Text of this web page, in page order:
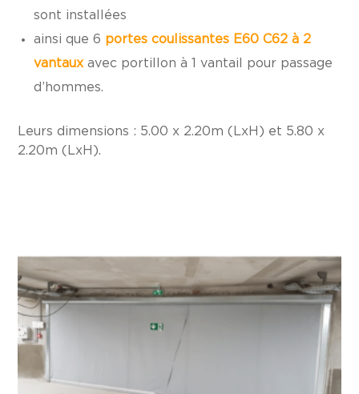
sont installées
ainsi que 6 portes coulissantes E60 C62 à 2
vantauxavec portillon à 1 vantail pour passage
d’hommes.
Leurs dimensions : 5.00 x 2.20m (LxH) et 5.80 x
2.20m (LxH).